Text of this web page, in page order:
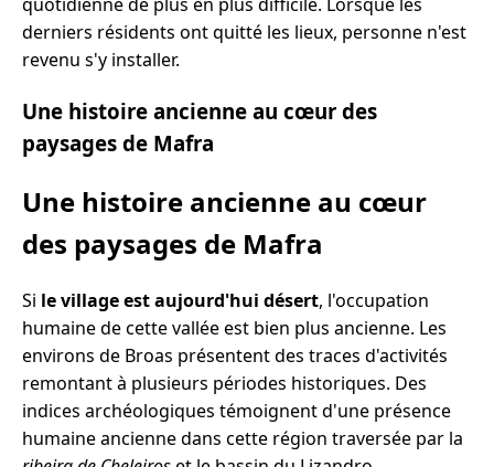
derniers résidents ont quitté les lieux, personne n'est
revenu s'y installer.
Une histoire ancienne au cœur des
paysages de Mafra
Une histoire ancienne au cœur
des paysages de Mafra
Si le village est aujourd'hui désert, l'occupation
humaine de cette vallée est bien plus ancienne. Les
environs de Broas présentent des traces d'activités
remontant à plusieurs périodes historiques. Des
indices archéologiques témoignent d'une présence
humaine ancienne dans cette région traversée par la